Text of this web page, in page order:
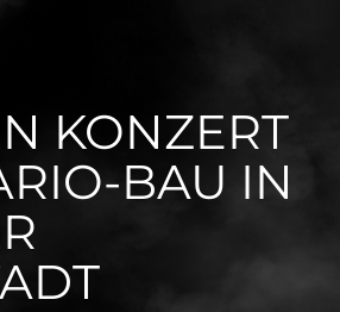
KONZERT
BAU IN